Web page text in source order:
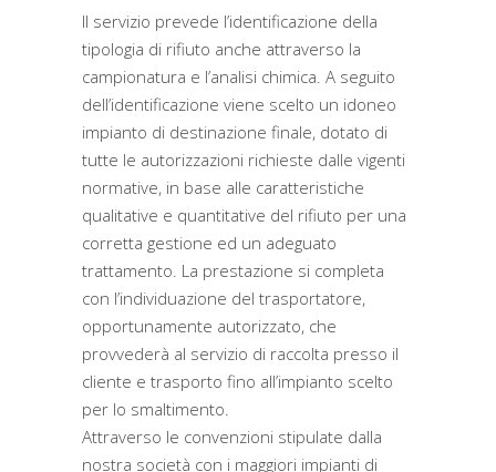
Il servizio prevede l’identificazione della
tipologia di rifiuto anche attraverso la
campionatura e l’analisi chimica. A seguito
dell’identificazione viene scelto un idoneo
impianto di destinazione finale, dotato di
tutte le autorizzazioni richieste dalle vigenti
normative, in base alle caratteristiche
qualitative e quantitative del rifiuto per una
corretta gestione ed un adeguato
trattamento. La prestazione si completa
con l’individuazione del trasportatore,
opportunamente autorizzato, che
provvederà al servizio di raccolta presso il
cliente e trasporto fino all’impianto scelto
per lo smaltimento.
Attraverso le convenzioni stipulate dalla
nostra società con i maggiori impianti di